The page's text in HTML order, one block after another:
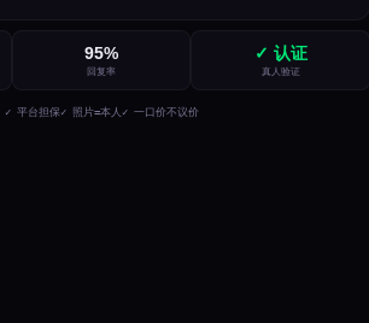
95%
回复率
✓ 认证
真人验证
✓ 平台担保✓ 照片=本人 ✓ 一口价不议价